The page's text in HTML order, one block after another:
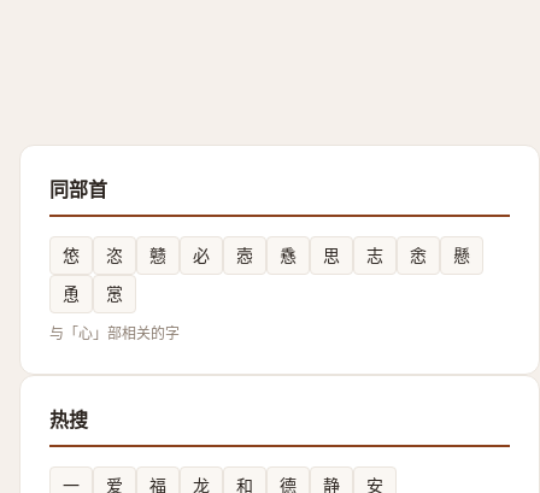
同部首
㥋 恣 戆 必 悫 㦌 思 志 悆
懸
恿
㦂
与「心」部相关的字
热搜
一 爱 福 龙 和 德 静 安